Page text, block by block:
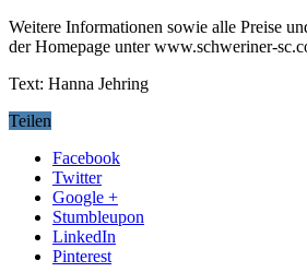
Weitere Informationen sowie alle Preise
der Homepage unter www.schweriner-
Text: Hanna Jehring
Teilen
Facebook
Twitter
Google +
Stumbleupon
LinkedIn
Pinterest